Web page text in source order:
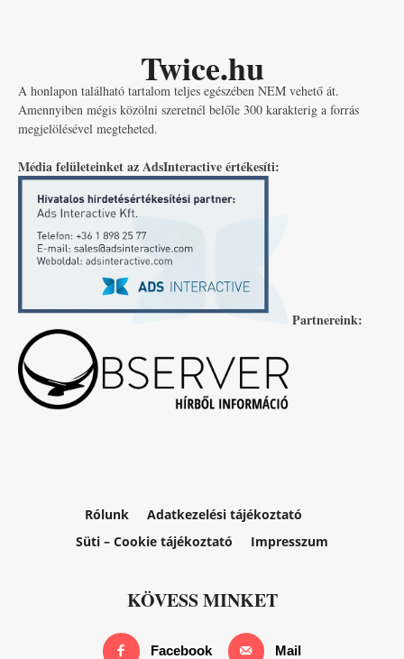
Twice.hu
A honlapon található tartalom teljes egészében NEM vehető át.
Amennyiben mégis közölni szeretnél belőle 300 karakterig a forrás
megjelölésével megteheted.
Média felületeinket az AdsInteractive értékesíti:
Partnereink:
Rólunk
Adatkezelési tájékoztató
Süti – Cookie tájékoztató
Impresszum
KÖVESS MINKET
Facebook Mail